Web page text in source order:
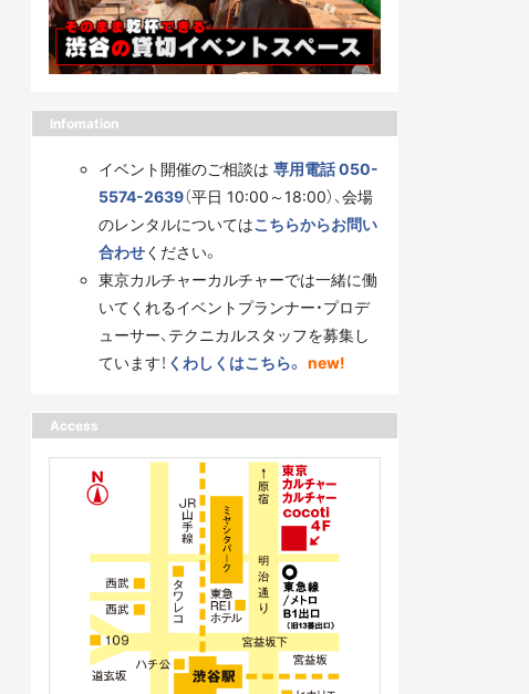
Infomation
イベント開催のご相談は 専用電話 050-
5574-2639（平日 10:00～18:00）、会場
のレンタルについてはこちらからお問い
合わせください。
東京カルチャーカルチャーでは一緒に働
いてくれるイベントプランナー・プロデ
ューサー、テクニカルスタッフを募集し
ています！ くわしくはこちら。 new!
Access